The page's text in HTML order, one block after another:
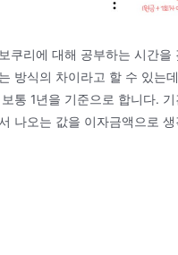
쿠리에 대해 공부하는 시간을
방식의 차이라고 할 수 있는
통 1년을 기준으로 합니다.
나오는 값을 이자금액으로